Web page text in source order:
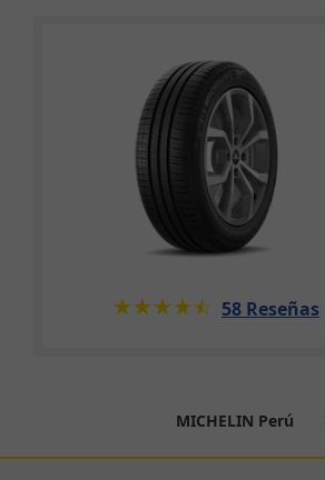
★★★★★
☆☆☆☆☆ 58 Reseñas
MICHELIN Perú